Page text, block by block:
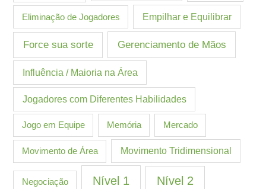
Eliminação de Jogadores Empilhar e Equilibrar
Force sua sorte Gerenciamento de Mãos
Influência / Maioria na Área
Jogadores com Diferentes Habilidades
Jogo em Equipe Memória Mercado
Movimento de Área Movimento Tridimensional
Negociação Nível 1 Nível 2